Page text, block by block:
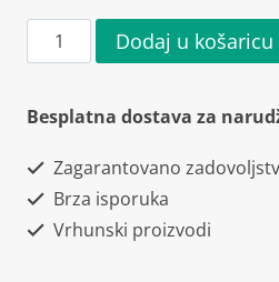
Applied
Nutrition
Isolate
Whey
Protein
Dodaj u košaricu
Besplatna dostava za
Zagarantovano
Brza isporuka
Vrhunski proizvodi